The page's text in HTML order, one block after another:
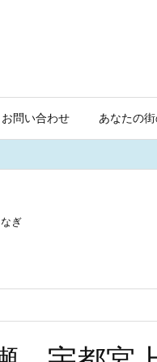
お問い合わせ あなたの
ぎ